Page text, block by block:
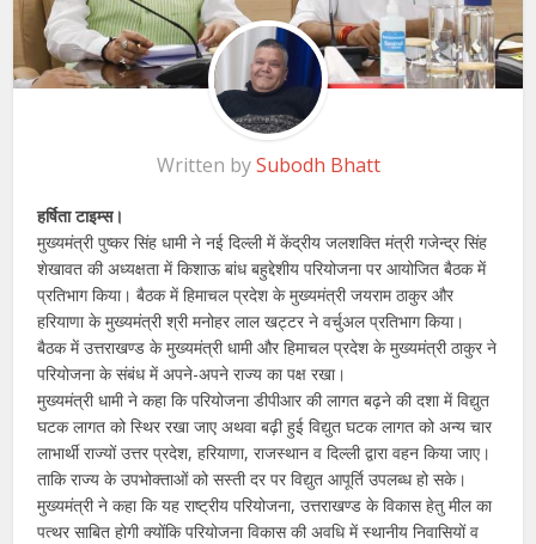
Written bySubodh Bhatt
हर्षिता टाइम्स।
मुख्यमंत्री पुष्कर सिंह धामी ने नई दिल्ली में केंद्रीय जलशक्ति मंत्री गजेन्द्र सिंह
शेखावत की अध्यक्षता में किशाऊ बांध बहुद्देशीय परियोजना पर आयोजित बैठक में
प्रतिभाग किया। बैठक में हिमाचल प्रदेश के मुख्यमंत्री जयराम ठाकुर और
हरियाणा के मुख्यमंत्री श्री मनोहर लाल खट्टर ने वर्चुअल प्रतिभाग किया।
बैठक में उत्तराखण्ड के मुख्यमंत्री धामी और हिमाचल प्रदेश के मुख्यमंत्री ठाकुर ने
परियोजना के संबंध में अपने-अपने राज्य का पक्ष रखा।
मुख्यमंत्री धामी ने कहा कि परियोजना डीपीआर की लागत बढ़ने की दशा में विद्युत
घटक लागत को स्थिर रखा जाए अथवा बढ़ी हुई विद्युत घटक लागत को अन्य चार
लाभार्थी राज्यों उत्तर प्रदेश, हरियाणा, राजस्थान व दिल्ली द्वारा वहन किया जाए।
ताकि राज्य के उपभोक्ताओं को सस्ती दर पर विद्युत आपूर्ति उपलब्ध हो सके।
मुख्यमंत्री ने कहा कि यह राष्ट्रीय परियोजना, उत्तराखण्ड के विकास हेतु मील का
पत्थर साबित होगी क्योंकि परियोजना विकास की अवधि में स्थानीय निवासियों व